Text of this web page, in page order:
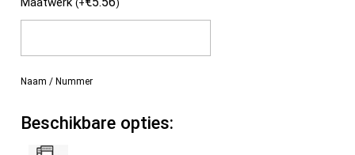
(+ )
Naam / Nummer
Beschikbare opties: